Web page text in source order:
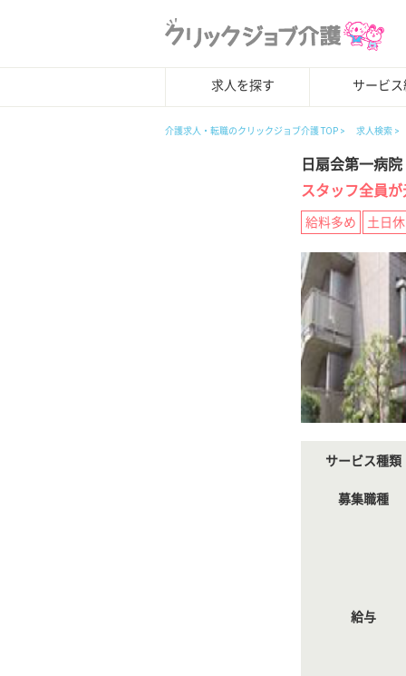
求人を探す サービ
介護求人・転職のクリックジョブ介護 TOP 求人検索
日扇会第一病院
スタッフ全員
給料多め 土日
サービス種類
募集職種
給与